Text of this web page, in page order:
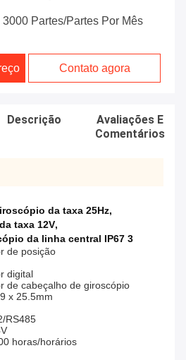
3000 Partes/partes Por Mês
Contato agora
Descrição
Avaliações E
Comentários
da taxa 25Hz,
taxa 12V,
da linha central IP67 3
de posição
digital
de cabeçalho de giroscópio
x 25.5mm
RS485
horas/horários